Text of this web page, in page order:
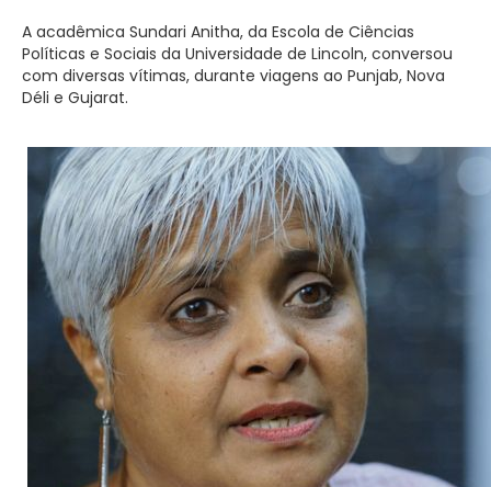
A acadêmica Sundari Anitha, da Escola de Ciências
Políticas e Sociais da Universidade de Lincoln, conversou
com diversas vítimas, durante viagens ao Punjab, Nova
Déli e Gujarat.